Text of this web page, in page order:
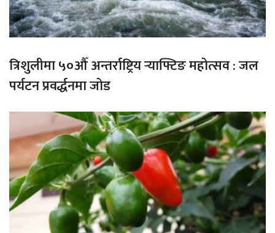
त्रिशुलीमा ५०औँ अन्तर्राष्ट्रिय र्‍याफ्टिङ महोत्सव : जल
पर्यटन प्रवर्द्धनमा जोड